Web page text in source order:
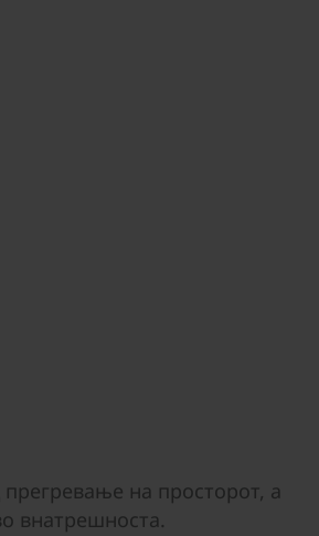
на просторот, а
внатрешноста.